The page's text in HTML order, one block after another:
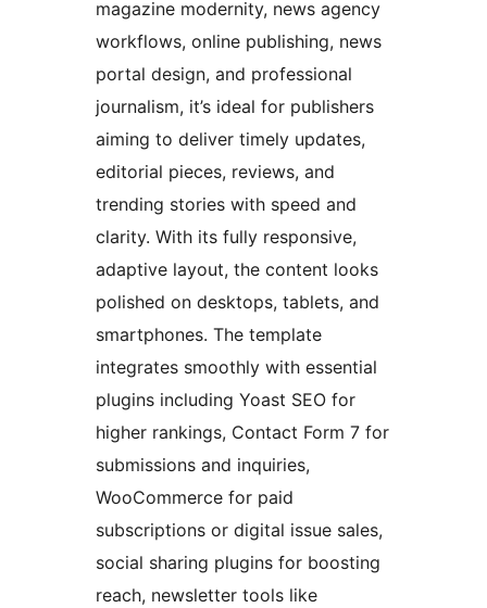
magazine modernity, news agency
workflows, online publishing, news
portal design, and professional
journalism, it’s ideal for publishers
aiming to deliver timely updates,
editorial pieces, reviews, and
trending stories with speed and
clarity. With its fully responsive,
adaptive layout, the content looks
polished on desktops, tablets, and
smartphones. The template
integrates smoothly with essential
plugins including Yoast SEO for
higher rankings, Contact Form 7 for
submissions and inquiries,
WooCommerce for paid
subscriptions or digital issue sales,
social sharing plugins for boosting
reach, newsletter tools like